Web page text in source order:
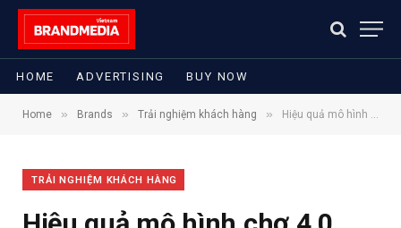
HOME ADVERTISING BUY NOW
Home » Brands » Trải nghiệm khách hàng » Hiệu quả mô hình chợ 4.0 của thanh niên Đà Nẵng
TRẢI NGHIỆM KHÁCH HÀNG